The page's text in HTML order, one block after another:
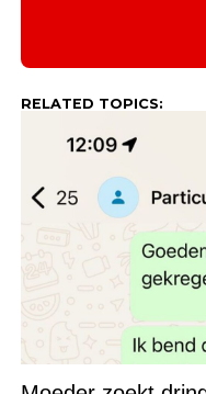
RELATED TOPICS: